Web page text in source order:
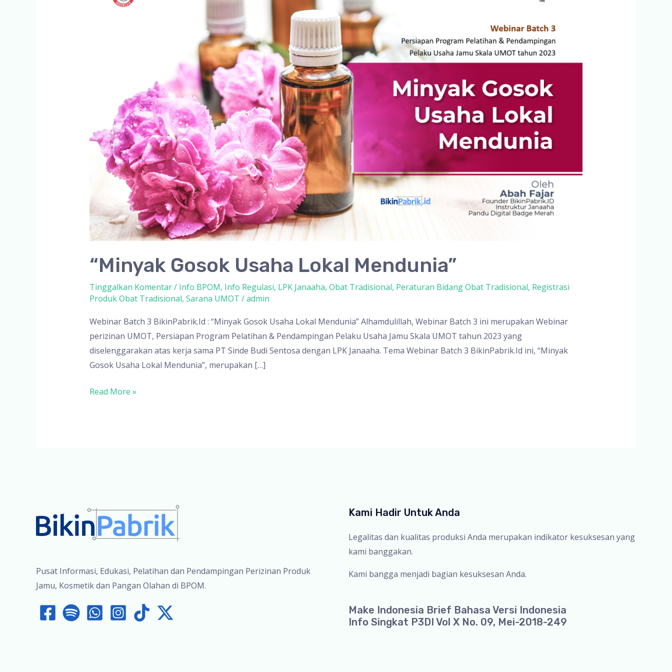
“Minyak Gosok Usaha Lokal Mendunia”
Tinggalkan Komentar/ Info BPOM, Info Regulasi, LPK Janaaha, Obat Tradisional, Peraturan Bidang Obat Tradisional, Registrasi
Produk Obat Tradisional, Sarana UMOT /admin
Webinar Batch 3 BikinPabrik.Id : “Minyak Gosok Usaha Lokal Mendunia” Alhamdulillah, Webinar Batch 3 ini merupakan Webinar
perizinan UMOT, Persiapan Program Pelatihan & Pendampingan Pelaku Usaha Jamu Skala UMOT tahun 2023 yang
diselenggarakan atas kerja sama PT Sinde Budi Sentosa dengan LPK Janaaha. Tema Webinar Batch 3 BikinPabrik.Id ini, “Minyak
Gosok Usaha Lokal Mendunia”, merupakan […]
“Minyak
Read More »
Pusat Informasi, Edukasi, Pelatihan dan Pendampingan Perizinan Produk
Jamu, Kosmetik dan Pangan Olahan di BPOM.
Kami Hadir Untuk Anda
Legalitas dan kualitas produksi Anda merupakan indikator kesuksesan yang
kami banggakan.
Kami bangga menjadi bagian kesuksesan Anda.
Make Indonesia Brief Bahasa Versi Indonesia
Info Singkat P3DI Vol X No. 09, Mei-2018-249